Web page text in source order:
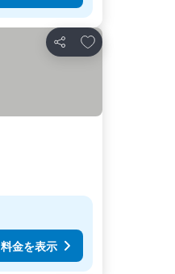
シェア
お気に入りに追加
料金を表示